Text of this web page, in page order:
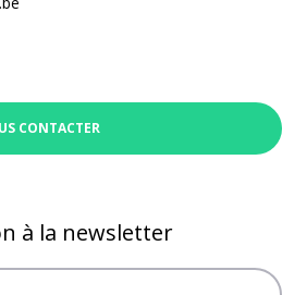
CONTACTER
à la newsletter